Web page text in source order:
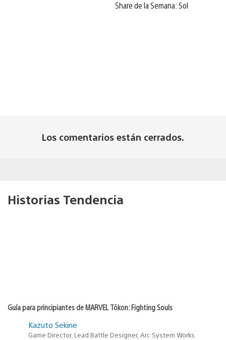
Share de la Semana: Sol
Los comentarios están cerrados.
Historias Tendencia
Guía para principiantes de MARVEL Tōkon: Fighting Souls
Kazuto Sekine
Game Director, Lead Battle Designer, Arc System Works